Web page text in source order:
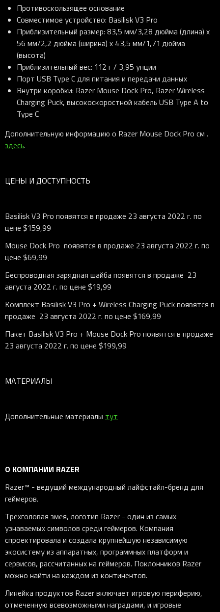
Противоскользящее основание
Совместимое устройство: Basilisk V3 Pro
Приблизительный размер: 83,5 мм/3,28 дюйма (длина) x
56 мм/2,2 дюйма (ширина) x 43,5 мм/1,71 дюйма
(высота)
Приблизительный вес: 112 г / 3,95 унции
Порт USB Type C для питания и передачи данных
Внутри коробки: Razer Mouse Dock Pro, Razer Wireless
Charging Puck, высокоскоростной кабель USB Type A to
Type C
Дополнительную информацию о Razer Mouse Dock Pro см .
здесь.
ЦЕНЫ И ДОСТУПНОСТЬ
Basilisk V3 Pro появятся в продаже 23 августа 2022 г. по
цене $159,99
Mouse Dock Pro появятся в продаже 23 августа 2022 г. по
цене $69,99
Беспроводная зарядная шайба появятся в продаже 23
августа 2022 г. по цене $19,99
Комплект Basilisk V3 Pro + Wireless Charging Puck появятся в
продаже 23 августа 2022 г. по цене $169,99
Пакет Basilisk V3 Pro + Mouse Dock Pro появятся в продаже
23 августа 2022 г. по цене $199,99
МАТЕРИАЛЫ
Дополнительные материалы тут
О КОМПАНИИ RAZER
Razer™ - ведущий международный лайфстайл-бренд для
геймеров.
Трехголовая змея, логотип Razer - один из самых
узнаваемых символов среди геймеров. Компания
спроектировала и создала крупнейшую независимую
экосистему из аппаратных, программных платформ и
сервисов, рассчитанных на геймеров. Поклонников Razer
можно найти на каждом из континентов.
Линейка продуктов Razer включает игровую периферию,
отмеченную всевозможными наградами, и игровые